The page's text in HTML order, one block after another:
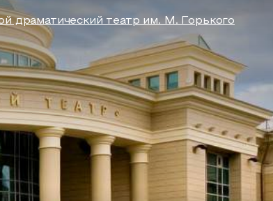
драматический театр им. М. Горького